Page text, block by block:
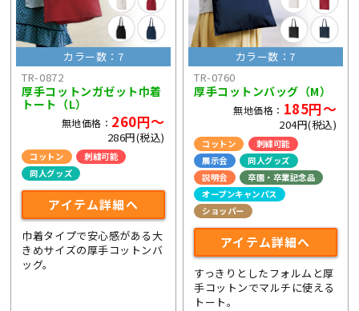
カラー数：7
TR-0872
厚手コットンガゼット巾着
トート（L）
無地価格： 260円～
286円(税込)
コットン
刺繍可能
同人グッズ
アイテム詳細へ
巾着タイプで安心感がある大
きめサイズの厚手コットンバ
ッグ。
カラー数：7
TR-0760
厚手コットンバッグ（M）
無地価格： 185円～
204円(税込)
コットン
刺繍可能
展示会
同人グッズ
説明会
卒園・卒業記念品
オープンキャンパス
ショッパー
アイテム詳細へ
すっきりとしたフォルムと厚
手コットンでマルチに使える
トート。